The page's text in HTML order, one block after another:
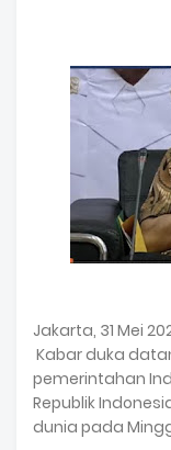
Jakarta, 31 Mei
Kabar duka
pemerintahan
Republik
dunia pada